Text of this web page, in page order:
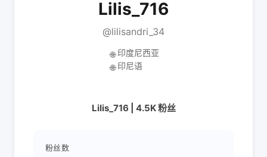
Lilis_716
@lilisandri_34
🌐 印度尼西亚
🌐 印尼语
Lilis_716 | 4.5K 粉丝
粉丝数